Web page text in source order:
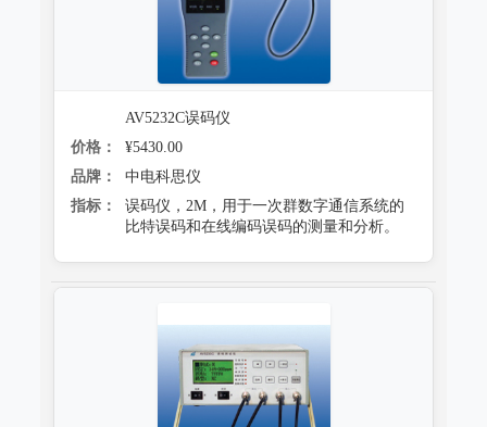
AV5232C误码仪
价格：
¥5430.00
品牌：
中电科思仪
指标：
误码仪，2M，用于一次群数字通信系统的
比特误码和在线编码误码的测量和分析。